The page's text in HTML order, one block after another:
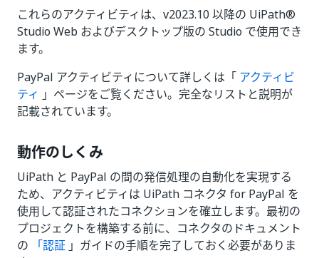
これらのアクティビティは、v2023.10 以降の UiPath®
Studio Web およびデスクトップ版の Studio で使用でき
ます。
PayPal アクティビティについて詳しくは「 アクティビ
ティ 」ページをご覧ください。完全なリストと説明が
記載されています。
動作のしくみ
UiPath と PayPal の間の発信処理の自動化を実現する
ため、アクティビティは UiPath コネクタ for PayPal を
使用して認証されたコネクションを確立します。最初の
プロジェクトを構築する前に、コネクタのドキュメント
の
「認証 」ガイドの手順を完了しておく必要がありま